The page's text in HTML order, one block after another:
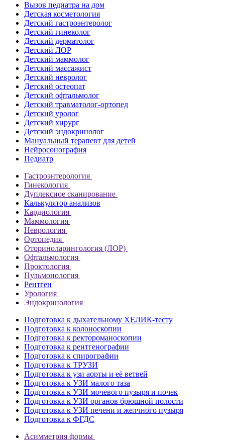
Вызов педиатра на дом
Детская косметология
Детский гастроэнтеролог
Детский гинеколог
Детский дерматолог
Детский ЛОР
Детский маммолог
Детский массажист
Детский невролог
Детский остеопат
Детский офтальмолог
Детский травматолог-ортопед
Детский уролог
Детский хирург
Детский эндокринолог
Мануальный терапевт для детей
Нейросонография
Педиатр
Гастроэнтерология
Гинекология
Дуплексное сканирование
Калькулятор анализов
Кардиология
Маммология
Неврология
Ортопедия
Оториноларингология (ЛОР)
Офтальмология
Проктология
Пульмонология
Рентген
Урология
Эндокринология
Подготовка к дыхательному ХЕЛИК-тесту
Подготовка к колоноскопии
Подготовка к ректороманоскопии
Подготовка к рентгенографии
Подготовка к спирографии
Подготовка к ТРУЗИ
Подготовка к узи аорты и её ветвей
Подготовка к УЗИ малого таза
Подготовка к УЗИ мочевого пузыря и почек
Подготовка к УЗИ органов брюшной полости
Подготовка к УЗИ печени и желчного пузыря
Подготовка к ФГДС
Асимметрия формы